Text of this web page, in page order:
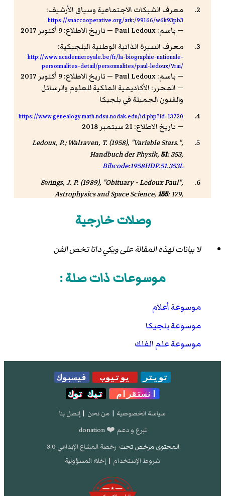
معرف الشبكات الاجتماعية وسياق الأرشيف:
https://snaccooperative.org/ark:/99166/w6k93pb3
— باسم: Paul Ledoux — تاريخ الاطلاع: 9 أكتوبر 2017
معرف السيرة الذاتية الوطنية البلجيكية:
http://www.academieroyale.be/fr/la-biographie-nationale-
personnalites-detail/personnalites/paul-ledoux/Vrai/
— باسم: Paul Ledoux — تاريخ الاطلاع: 9 أكتوبر 2017
— المحرر: الأكاديمية الملكية للعلوم والرسائل
والفنون الجميلة في بلجيكا
https://www.genealogy.math.ndsu.nodak.edu/id.php?id=13720
— تاريخ الاطلاع: 21 سبتمبر 2018
Ledoux, P.; Walraven, T. (1958), "Variable Stars.",
Handbuch der Physik, 51: 353,
Bibcode:1958HDP.51.353L
Swings, J. P. (1989), "Obituary - Ledoux Paul",
Astrophysics and Space Science,155: 179,
. مؤرشف منالأصل
وصلات خارجية
لا بيانات لهذه المقالة على ويكي داتا تخص الفن
موسوعات ذات صلة :
موسوعة أعلام
موسوعة بلجيكا
موسوعة علم الفلك
تويتر يوتيوب
فيسبوك
انستقرام
تيك توك
سياسة الخصوصية | من نحن | إتصل بنا
تبرع و دعم ❤️ donation
المحتوى مرخص تحت رخصة المشاع الإبداعي 3.0
شروط الإستخدام | إخلاء المسؤولية